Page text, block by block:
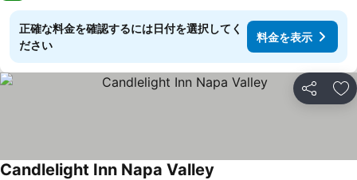
正確な料金を確認するには日付を選択してく
ださい
料金を表示
シェア お
Candlelight Inn Napa Valley